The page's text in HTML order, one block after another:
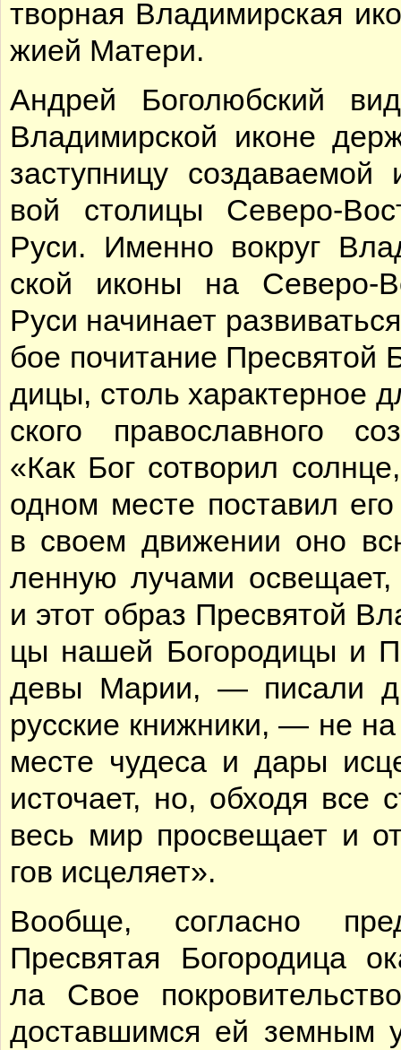
твор­ная Вла­ди­мир­ская
жи­ей Ма­те­ри.
Ан­дрей Бо­го­люб­ский
Вла­ди­мир­ской ико­не
за­ступ­ни­цу
вой сто­ли­цы Се­ве­ро-
Ру­си. Имен­но во­круг
ской ико­ны на Се­ве­ро-
Ру­си на­чи­на­ет
бое по­чи­та­ние Пре­свя­той
ди­цы, столь ха­рак­тер­ное
ско­го пра­во­слав­но­го
«Как Бог со­тво­рил
од­ном ме­сте по­ста­вил его
в сво­ем дви­же­нии оно
лен­ную лу­ча­ми
и этот об­раз Пре­свя­той
цы на­шей Бо­го­ро­ди­цы и
де­вы Ма­рии, — пи­са­ли
рус­ские книж­ни­ки, — не
ме­сте чу­де­са и да­ры
ис­то­ча­ет, но, об­хо­дя все
весь мир про­све­ща­ет и
гов ис­це­ля­ет».
Во­об­ще, со­глас­но
Пре­свя­тая Бо­го­ро­ди­ца
ла Свое
до­став­шим­ся ей зем­ным